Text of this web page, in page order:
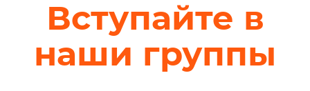
Вступайте в
наши группы